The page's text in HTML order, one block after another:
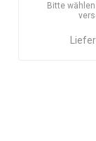
Bitte